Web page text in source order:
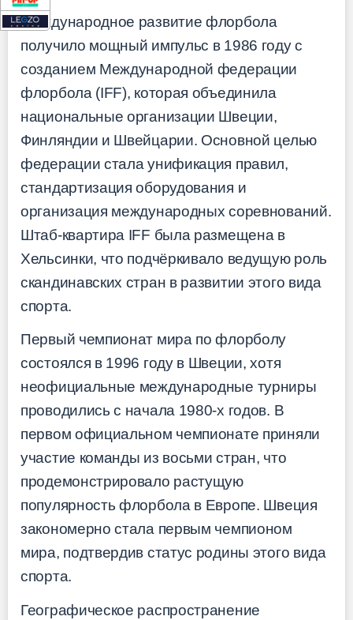
Международное развитие флорбола
получило мощный импульс в 1986 году с
созданием Международной федерации
флорбола (IFF), которая объединила
национальные организации Швеции,
Финляндии и Швейцарии. Основной целью
федерации стала унификация правил,
стандартизация оборудования и
организация международных соревнований.
Штаб-квартира IFF была размещена в
Хельсинки, что подчёркивало ведущую роль
скандинавских стран в развитии этого вида
спорта.
Первый чемпионат мира по флорболу
состоялся в 1996 году в Швеции, хотя
неофициальные международные турниры
проводились с начала 1980-х годов. В
первом официальном чемпионате приняли
участие команды из восьми стран, что
продемонстрировало растущую
популярность флорбола в Европе. Швеция
закономерно стала первым чемпионом
мира, подтвердив статус родины этого вида
спорта.
Географическое распространение